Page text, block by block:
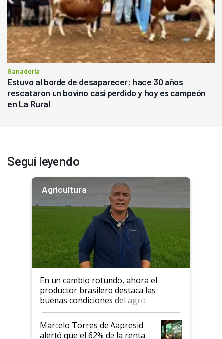
Ganadería
Estuvo al borde de desaparecer: hace 30 años
rescataron un bovino casi perdido y hoy es campeón
en La Rural
Seguí leyendo
Agricultura
En un cambio rotundo, ahora el
productor brasilero destaca las
buenas condiciones del agro
argentino para invertir: "Los veo
más motivados"
Marcelo Torres de Aapresid
alertó que el 62% de la renta